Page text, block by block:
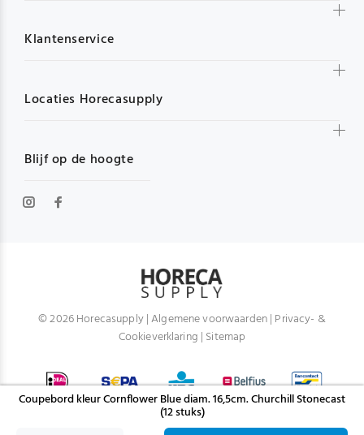
Coupebord kleur Cornflower Blue diam. 16,5cm. Churchill Stonecast
(12 stuks)
Blijf op de hoogte
Klantenservice
Locaties Horecasupply
© 2026 Horecasupply |Algemene voorwaarden| Privacy- &
Cookieverklaring | Sitemap